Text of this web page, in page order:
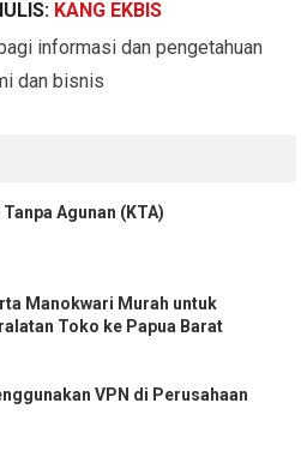
KANG EKBIS
informasi dan pengetahuan
dan bisnis
Agunan (KTA)
Manokwari Murah untuk
Toko ke Papua Barat
VPN di Perusahaan